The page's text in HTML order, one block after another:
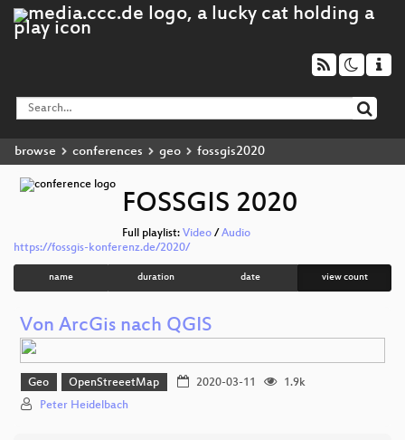
browse conferences geo fossgis2020
FOSSGIS 2020
Full playlist: Video / Audio
https://fossgis-konferenz.de/2020/
name duration date view count
Von ArcGis nach QGIS
Geo OpenStreeetMap 2020-03-11
1.9k
Peter Heidelbach